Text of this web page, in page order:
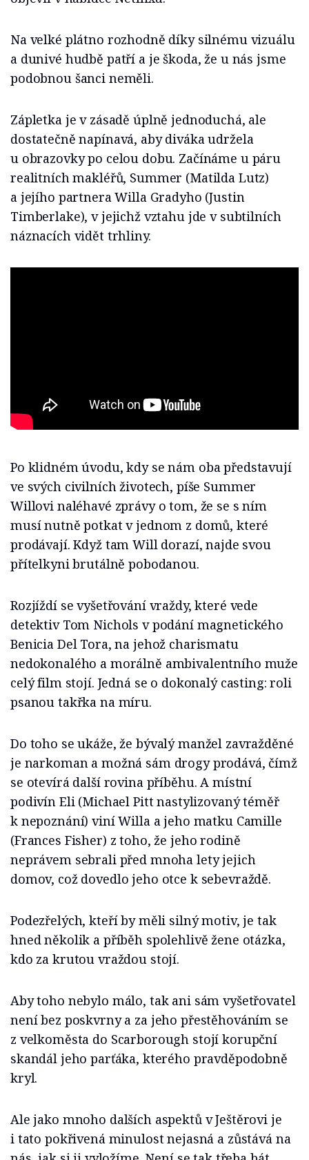
Na velké plátno rozhodně díky silnému vizuálu
a dunivé hudbě patří a je škoda, že u nás jsme
podobnou šanci neměli.
Zápletka je v zásadě úplně jednoduchá, ale
dostatečně napínavá, aby diváka udržela
u obrazovky po celou dobu. Začínáme u páru
realitních makléřů, Summer (Matilda Lutz)
a jejího partnera Willa Gradyho (Justin
Timberlake), v jejichž vztahu jde v subtilních
náznacích vidět trhliny.
Po klidném úvodu, kdy se nám oba představují
ve svých civilních životech, píše Summer
Willovi naléhavé zprávy o tom, že se s ním
musí nutně potkat v jednom z domů, které
prodávají. Když tam Will dorazí, najde svou
přítelkyni brutálně pobodanou.
Rozjíždí se vyšetřování vraždy, které vede
detektiv Tom Nichols v podání magnetického
Benicia Del Tora, na jehož charismatu
nedokonalého a morálně ambivalentního muže
celý film stojí. Jedná se o dokonalý casting: roli
psanou takřka na míru.
Do toho se ukáže, že bývalý manžel zavražděné
je narkoman a možná sám drogy prodává, čímž
se otevírá další rovina příběhu. A místní
podivín Eli (Michael Pitt nastylizovaný téměř
k nepoznání) viní Willa a jeho matku Camille
(Frances Fisher) z toho, že jeho rodině
neprávem sebrali před mnoha lety jejich
domov, což dovedlo jeho otce k sebevraždě.
Podezřelých, kteří by měli silný motiv, je tak
hned několik a příběh spolehlivě žene otázka,
kdo za krutou vraždou stojí.
Aby toho nebylo málo, tak ani sám vyšetřovatel
není bez poskvrny a za jeho přestěhováním se
z velkoměsta do Scarborough stojí korupční
skandál jeho parťáka, kterého pravděpodobně
kryl.
Ale jako mnoho dalších aspektů v Ještěrovi je
i tato pokřivená minulost nejasná a zůstává na